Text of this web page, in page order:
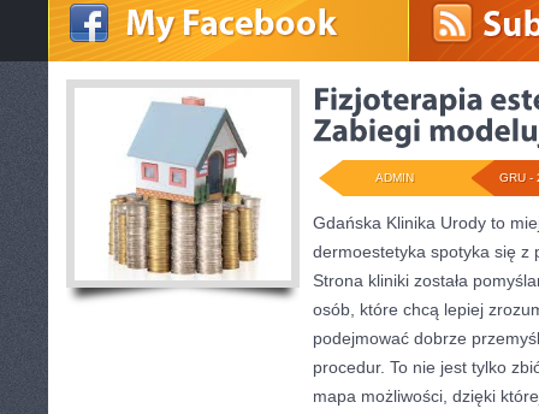
GRU -
ADMIN
Gdańska Klinika Urody to
dermoestetyka spotyka się z
Strona kliniki została
osób, które chcą lepiej
podejmować dobrze
procedur. To nie jest tylko
mapa możliwości, dzięki